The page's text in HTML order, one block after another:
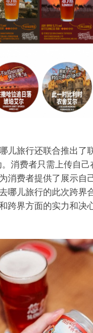
儿旅行还联合推出了
。消费者只需上传自
消费者提供了展示自
哪儿旅行的此次跨界
跨界方面的实力和决心